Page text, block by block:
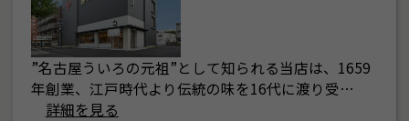
”名古屋ういろの元祖”として知られる当店は、1659
年創業、江戸時代より伝統の味を16代に渡り受…
詳細を見る